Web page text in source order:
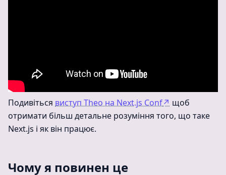
Подивіться виступ Theo на Next.js Conf↗ щоб
отримати більш детальне розуміння того, що таке
Next.js і як він працює.
Чому я повинен це